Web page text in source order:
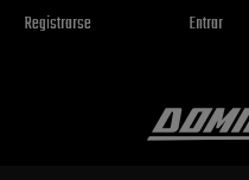
Registrarse Entrar